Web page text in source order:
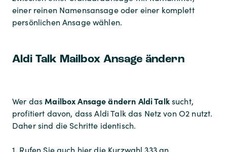
einer reinen Namensansage oder einer komplett
persönlichen Ansage wählen.
Aldi Talk Mailbox Ansage ändern
Wer das Mailbox Ansage ändern Aldi Talksucht,
profitiert davon, dass Aldi Talk das Netz von O2 nutzt.
Daher sind die Schritte identisch.
1. Rufen Sie auch hier die Kurzwahl 333 an.